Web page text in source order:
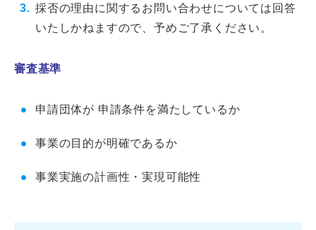
採否の理由に関するお問い合わせについては回答
いたしかねますので、予めご了承ください。
審査基準
申請団体が 申請条件を満たしているか
事業の目的が明確であるか
事業実施の計画性・実現可能性